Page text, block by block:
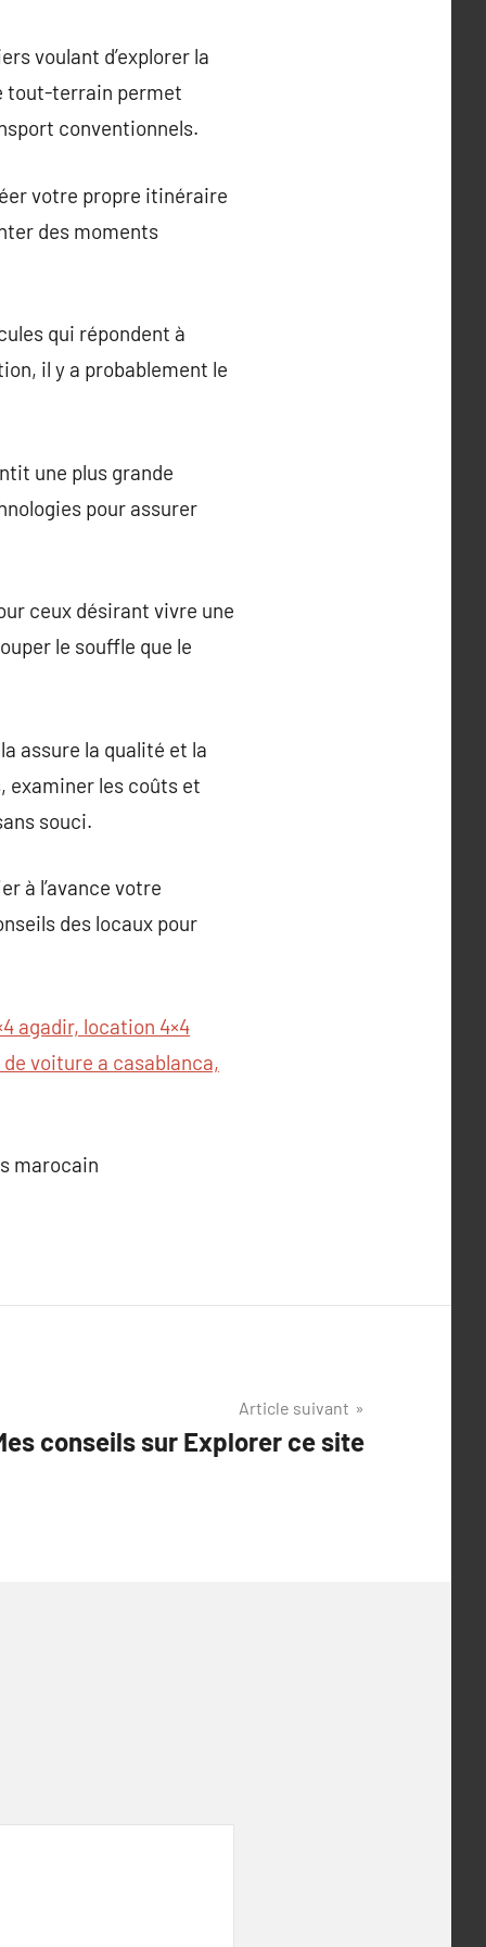
voulant d’explorer la
tout-terrain permet
conventionnels.
votre propre itinéraire
des moments
qui répondent à
il y a probablement le
une plus grande
pour assurer
ceux désirant vivre une
le souffle que le
assure la qualité et la
examiner les coûts et
souci.
à l’avance votre
des locaux pour
agadir, location 4×4
voiture a casablanca,
marocain
Article suivant
conseils sur Explorer ce site